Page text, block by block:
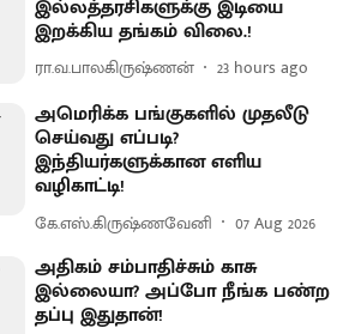
இல்லத்தரசிகளுக்கு இடியை
இறக்கிய தங்கம் விலை.!
ரா.வ.பாலகிருஷ்ணன் 23 hours ago
அமெரிக்க பங்குகளில் முதலீடு
செய்வது எப்படி?
இந்தியர்களுக்கான எளிய
வழிகாட்டி!
கே.எஸ்.கிருஷ்ணவேனி 07 Aug 2026
அதிகம் சம்பாதிச்சும் காசு
இல்லையா? அப்போ நீங்க பண்ற
தப்பு இதுதான்!